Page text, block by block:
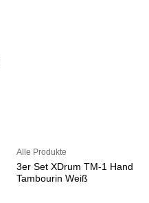
Alle Produkte
3er Set XDrum TM-1 Hand
Tambourin Weiß